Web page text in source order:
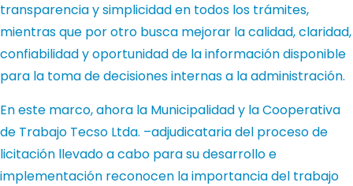
transparencia y simplicidad en todos los trámites,
mientras que por otro busca mejorar la calidad, claridad,
confiabilidad y oportunidad de la información disponible
para la toma de decisiones internas a la administración.
En este marco, ahora la Municipalidad y la Cooperativa
de Trabajo Tecso Ltda. –adjudicataria del proceso de
licitación llevado a cabo para su desarrollo e
implementación reconocen la importancia del trabajo